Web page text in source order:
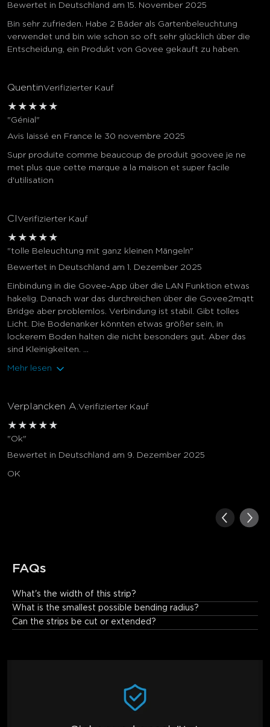
Bewertet in Deutschland am 15. November 2025
Bin sehr zufrieden. Habe 2 Bäder als Gartenbeleuchtung
verwendet und bin wie schon so oft sehr glücklich über die
Entscheidung, ein Produkt von Govee gekauft zu haben.
QuentinVerifizierter Kauf
★ ★ ★ ★ ★
"Génial"
Avis laissé en France le 30 novembre 2025
Supr produite comme beaucoup de produit goovee je ne
met plus que cette marque a la maison et super facile
d'utilisation
Cl Verifizierter Kauf
★ ★ ★ ★ ★
"tolle Beleuchtung mit ganz kleinen Mängeln"
Bewertet in Deutschland am 1. Dezember 2025
Einbindung in die Govee-App über die LAN Funktion etwas
hakelig. Danach war das durchreichen über die Govee2mqtt
Bridge aber problemlos. Verbindung ist stabil. Gibt tolles
Licht. Die Bodenanker könnten etwas größer sein, in
lockerem Boden halten die nicht besonders gut. Aber das
sind Kleinigkeiten. ...
Mehr lesen
Verplancken A. Verifizierter Kauf
★ ★ ★ ★ ★
"Ok"
Bewertet in Deutschland am 9. Dezember 2025
OK
FAQs
What's the width of this strip?
8mm.
What is the smallest possible bending radius?
Can the strips be cut or extended?